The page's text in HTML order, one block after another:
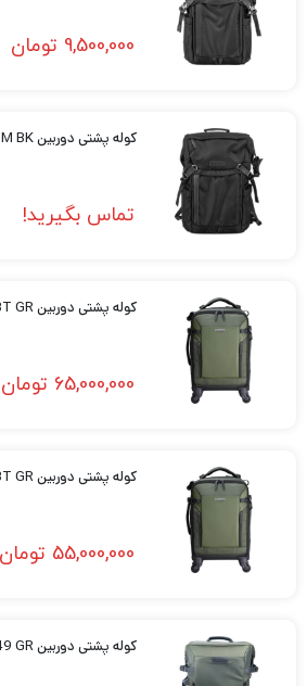
9,500,000 تومان
کوله پشتی دوربین VEO GO 46 M BK
تماس بگیرید!
کوله پشتی دوربین VEO SELECT 58BT GR
65,000,000 تومان
کوله پشتی دوربین VEO SELECT 55BT GR
55,000,000 تومان
کوله پشتی دوربین VEO SELECT 49 GR